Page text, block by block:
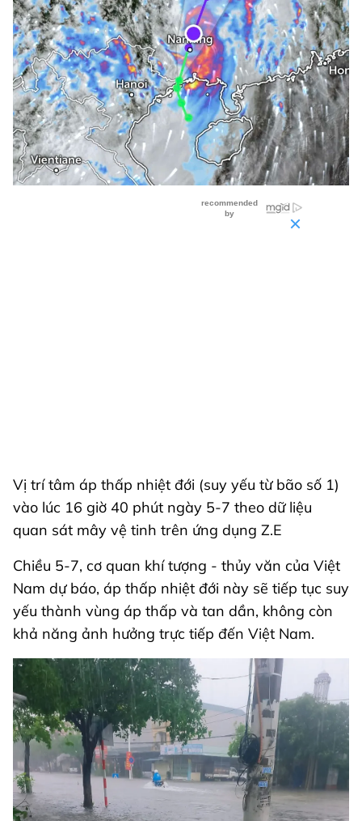
Vị trí tâm áp thấp nhiệt đới (suy yếu từ bão số 1)
vào lúc 16 giờ 40 phút ngày 5-7 theo dữ liệu
quan sát mây vệ tinh trên ứng dụng Z.E
Chiều 5-7, cơ quan khí tượng - thủy văn của Việt
Nam dự báo, áp thấp nhiệt đới này sẽ tiếp tục suy
yếu thành vùng áp thấp và tan dần, không còn
khả năng ảnh hưởng trực tiếp đến Việt Nam.